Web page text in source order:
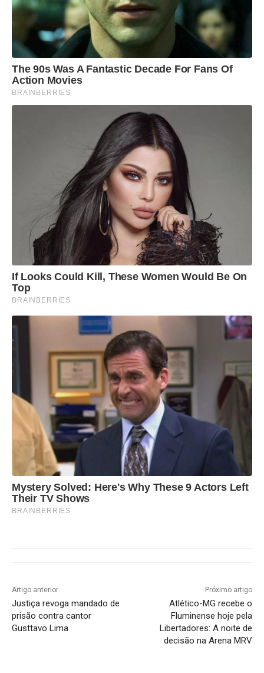
The 90s Was A Fantastic Decade For Fans Of
Action Movies
BRAINBERRIES
If Looks Could Kill, These Women Would Be On
Top
BRAINBERRIES
Mystery Solved: Here's Why These 9 Actors Left
Their TV Shows
BRAINBERRIES
Artigo anterior
Justiça revoga mandado de
prisão contra cantor
Gusttavo Lima
Próximo artigo
Atlético-MG recebe o
Fluminense hoje pela
Libertadores: A noite de
decisão na Arena MRV